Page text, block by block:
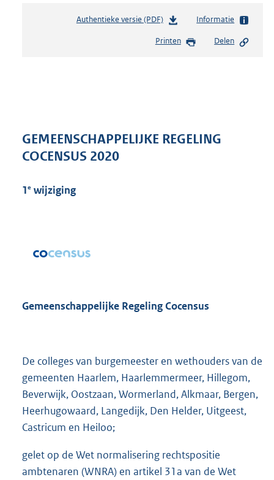
Authentieke versie (PDF)b
s
r
Informatie
Printen Delen
GEMEENSCHAPPELIJKE REGELING
COCENSUS 2020
1e wijziging
Gemeenschappelijke Regeling Cocensus
De colleges van burgemeester en wethouders van de
gemeenten Haarlem, Haarlemmermeer, Hillegom,
Beverwijk, Oostzaan, Wormerland, Alkmaar, Bergen,
Heerhugowaard, Langedijk, Den Helder, Uitgeest,
Castricum en Heiloo;
gelet op de Wet normalisering rechtspositie
ambtenaren (WNRA) en artikel 31a van de Wet